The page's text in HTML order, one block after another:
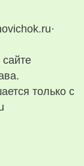
только с